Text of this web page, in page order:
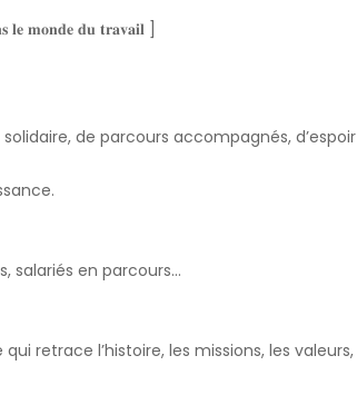
𝐥𝐞 𝐦𝐨𝐧𝐝𝐞 𝐝𝐮 𝐭𝐫𝐚𝐯𝐚𝐢𝐥 ]
de parcours accompagnés, d’espoir
salariés en parcours…
retrace l’histoire, les missions, les valeurs,